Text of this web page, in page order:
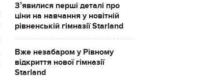
Зʼявилися перші деталі про
ціни на навчання у новітній
рівненській гімназії Starland
Вже незабаром у Рівному
відкриття нової гімназії
Starland